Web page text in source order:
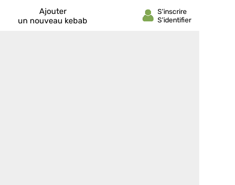
Ajouter
un nouveau kebab